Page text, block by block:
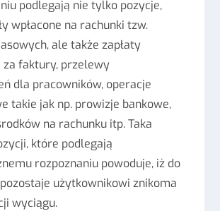
podlegają nie tylko pozycje,
wpłacone na rachunki tzw.
ale także zapłaty
za faktury, przelewy
dla pracowników, operacje
takie jak np. prowizje bankowe,
na rachunku itp. Taka
które podlegają
rozpoznaniu powoduje, iż do
użytkownikowi znikoma
wyciągu.